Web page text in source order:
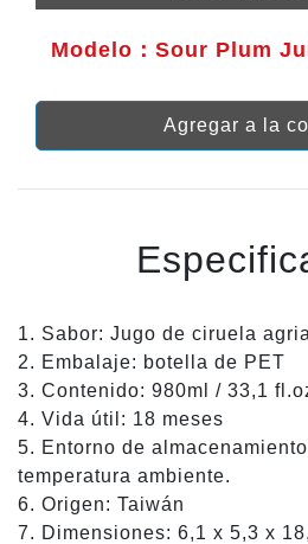
Modelo：Sour Plum
Agregar a la
1. Sabor: Jugo de ciruela agria
2. Embalaje: botella de PET
3. Contenido: 980ml / 33,1
4. Vida útil: 18 meses
5. Entorno de
temperatura ambiente.
6. Origen: Taiwán
7. Dimensiones: 6,1 x 5,3 x